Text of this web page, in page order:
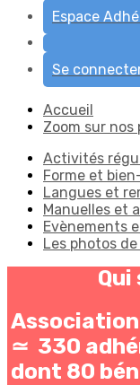
Espace
Se
Accueil
Zoom sur
Activités
Forme et
Langues et
Manuelles et
Evènements
Les photos
Qui
≃ 330
dont 80